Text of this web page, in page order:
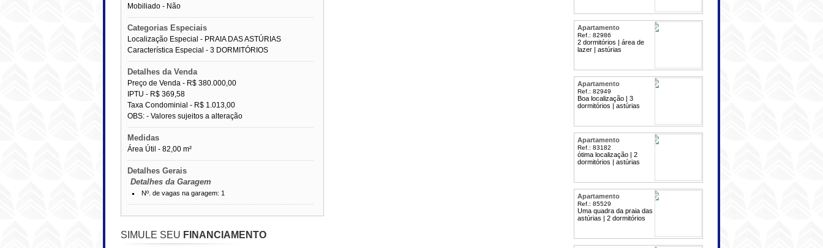
Mobiliado - Não
----------------------------------------------------------------------------
Categorias Especiais
Localização Especial - PRAIA DAS ASTÚRIAS
Característica Especial - 3 DORMITÓRIOS
----------------------------------------------------------------------------
Detalhes da Venda
Preço de Venda - R$ 380.000,00
IPTU - R$ 369,58
Taxa Condominial - R$ 1.013,00
OBS: - Valores sujeitos a alteração
----------------------------------------------------------------------------
Medidas
Área Útil - 82,00 m²
----------------------------------------------------------------------------
Detalhes Gerais
Detalhes da Garagem
Nº. de vagas na garagem: 1
----------------------------------------------------------------------------
SIMULE SEU FINANCIAMENTO
Apartamento
Ref.: 82986
2 dormitórios | área de
lazer | astúrias
Apartamento
Ref.: 82949
Boa localização | 3
dormitórios | astúrias
Apartamento
Ref.: 83182
ótima localização | 2
dormitórios | astúrias
Apartamento
Ref.: 85529
Uma quadra da praia das
astúrias | 2 dormitórios